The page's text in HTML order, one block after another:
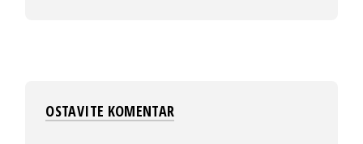
OSTAVITE KOMENTAR